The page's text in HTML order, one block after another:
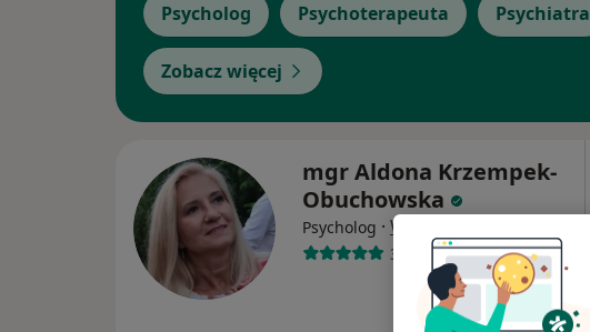
Psycholog Psychoterapeuta Psychiatra
Zobacz więcej
mgr Aldona Krzempek-
Obuchowska
Psycholog · Więcej
32 opinie